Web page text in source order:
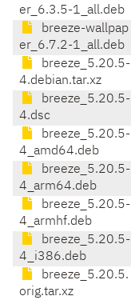
er_6.3.5-1_all.deb
breeze-wallpap
er_6.7.2-1_all.deb
breeze_5.20.5-
4.debian.tar.xz
breeze_5.20.5-
4.dsc
breeze_5.20.5-
4_amd64.deb
breeze_5.20.5-
4_arm64.deb
breeze_5.20.5-
4_armhf.deb
breeze_5.20.5-
4_i386.deb
breeze_5.20.5.
orig.tar.xz